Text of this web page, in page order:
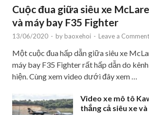
Cuộc đua giữa siêu xe
và máy bay F35 Fighter
13/06/2020 - by baoxehoi - Leave a Comment
Một cuộc đua hấp dẫn giữa siêu xe
máy bay F35 Fighter rất hấp dẫn do
hiện. Cùng xem video dưới đây xem …
Video xe mô tô
thắng cả siêu xe